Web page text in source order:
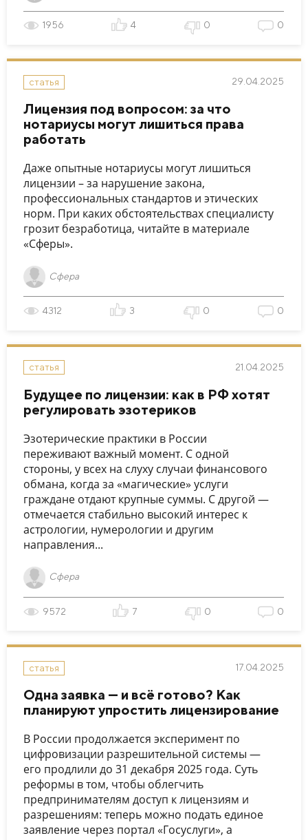
1956 4 0 0
статья 29.04.2025
Лицензия под вопросом: за что
нотариусы могут лишиться права
работать
Даже опытные нотариусы могут лишиться
лицензии – за нарушение закона,
профессиональных стандартов и этических
норм. При каких обстоятельствах специалисту
грозит безработица, читайте в материале
«Сферы».
Сфера
4312 3 0 0
статья 21.04.2025
Будущее по лицензии: как в РФ хотят
регулировать эзотериков
Эзотерические практики в России
переживают важный момент. С одной
стороны, у всех на слуху случаи финансового
обмана, когда за «магические» услуги
граждане отдают крупные суммы. С другой —
отмечается стабильно высокий интерес к
астрологии, нумерологии и другим
направления...
Сфера
9572 7 0 0
статья 17.04.2025
Одна заявка — и всё готово? Как
планируют упростить лицензирование
В России продолжается эксперимент по
цифровизации разрешительной системы —
его продлили до 31 декабря 2025 года. Суть
реформы в том, чтобы облегчить
предпринимателям доступ к лицензиям и
разрешениям: теперь можно подать единое
заявление через портал «Госуслуги», а